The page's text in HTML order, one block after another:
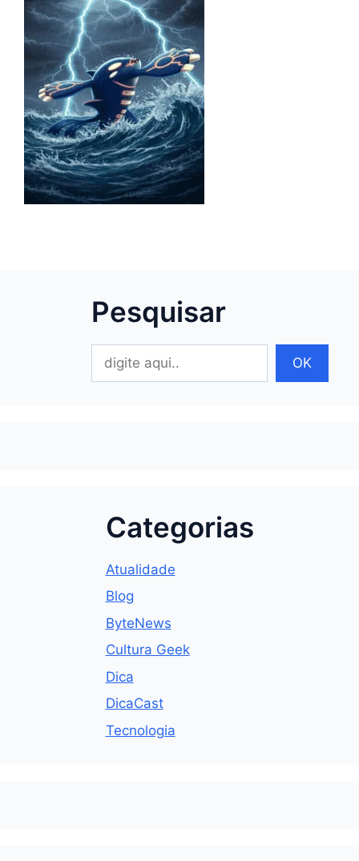
Pesquisar
OK
Categorias
Atualidade
Blog
ByteNews
Cultura Geek
Dica
DicaCast
Tecnologia